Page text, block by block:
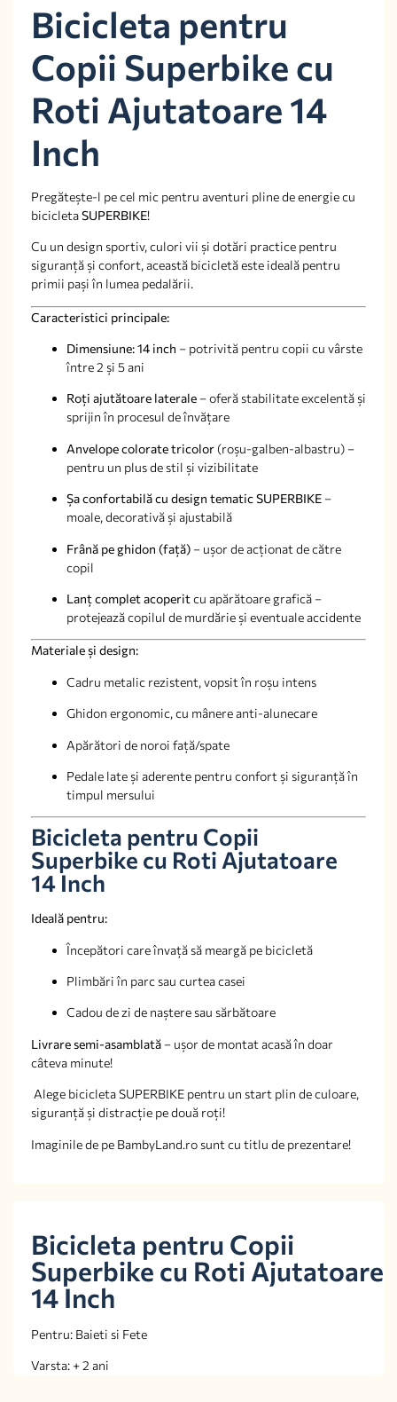
Bicicleta pentru
Copii Superbike cu
Roti Ajutatoare 14
Inch
Pregătește-l pe cel mic pentru aventuri pline de energie cu
bicicletaSUPERBIKE!
Cu un design sportiv, culori vii și dotări practice pentru
siguranță și confort, această bicicletă este ideală pentru
primii pași în lumea pedalării.
Caracteristici principale:
Dimensiune: 14 inch – potrivită pentru copii cu vârste
între 2 și 5 ani
Roți ajutătoare laterale – oferă stabilitate excelentă și
sprijin în procesul de învățare
Anvelope colorate tricolor(roșu-galben-albastru) –
pentru un plus de stil și vizibilitate
Șa confortabilă cu design tematic SUPERBIKE –
moale, decorativă și ajustabilă
Frână pe ghidon (față) – ușor de acționat de către
copil
Lanț complet acoperitcu apărătoare grafică –
protejează copilul de murdărie și eventuale accidente
Materiale și design:
Cadru metalic rezistent, vopsit în roșu intens
Ghidon ergonomic, cu mânere anti-alunecare
Apărători de noroi față/spate
Pedale late și aderente pentru confort și siguranță în
timpul mersului
Bicicleta pentru Copii
Superbike cu Roti Ajutatoare
14 Inch
Ideală pentru:
Începători care învață să meargă pe bicicletă
Plimbări în parc sau curtea casei
Cadou de zi de naștere sau sărbătoare
Livrare semi-asamblată – ușor de montat acasă în doar
câteva minute!
Alege bicicleta SUPERBIKE pentru un start plin de culoare,
siguranță și distracție pe două roți!
Imaginile de pe BambyLand.ro sunt cu titlu de prezentare!
Bicicleta pentru Copii
Superbike cu Roti Ajutatoare
14 Inch
Pentru: Baieti si Fete
Varsta: + 2 ani